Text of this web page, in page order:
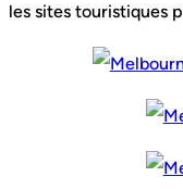
les sites touristiques